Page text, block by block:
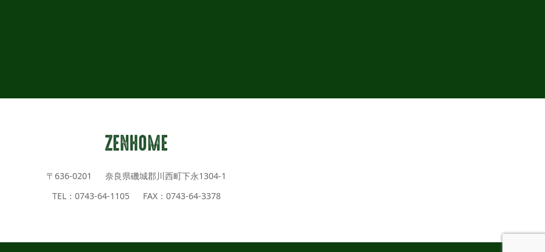
〒636-0201 奈良県磯城郡川西町下永1304-1
TEL：0743-64-1105 FAX：0743-64-3378